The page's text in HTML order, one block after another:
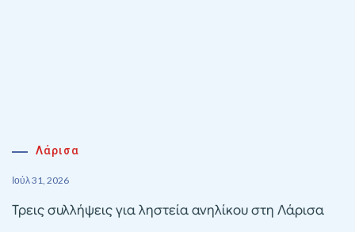
Λάρισα
Ιούλ 31, 2026
Τρεις συλλήψεις για ληστεία ανηλίκου στη Λάρισα